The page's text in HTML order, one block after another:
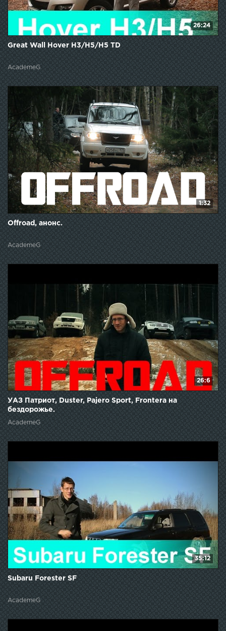
26:24
Great Wall Hover H3/H5/H5 TD
AcademeG
1:32
Offroad, анонс.
AcademeG
26:6
УАЗ Патриот, Duster, Pajero Sport, Frontera на
бездорожье.
AcademeG
35:12
Subaru Forester SF
AcademeG